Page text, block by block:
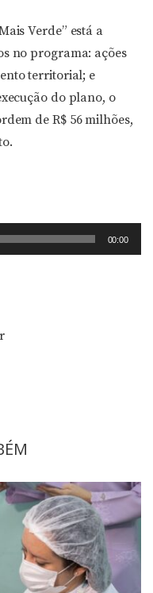
Verde” está a
no programa: ações
territorial; e
do plano, o
de R$ 56 milhões,
00:00